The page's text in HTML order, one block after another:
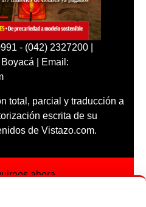
- (042) 2327200 |
| Email:
total, parcial y traducción a
escrita de su
de Vistazo.com.
ahora